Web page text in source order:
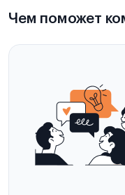
Чем поможет